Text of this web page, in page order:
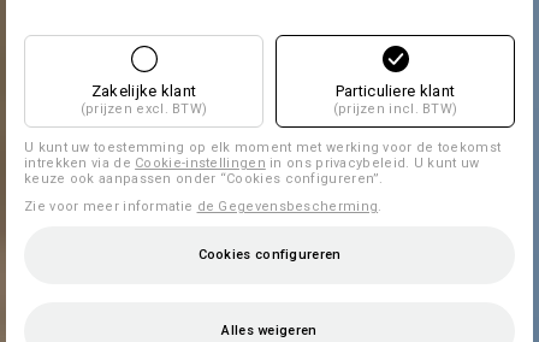
Zakelijke klant
(prijzen excl. BTW)
Particuliere klant
(prijzen incl. BTW)
U kunt uw toestemming op elk moment met werking voor de toekomst
intrekken via de Cookie-instellingen in ons privacybeleid. U kunt uw
keuze ook aanpassen onder “Cookies configureren”.
Zie voor meer informatie de Gegevensbescherming
Cookies configureren
Alles weigeren